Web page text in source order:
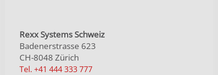
Rexx Systems Schweiz
Badenerstrasse 623
CH-8048 Zürich
Tel. +41 444 333 777